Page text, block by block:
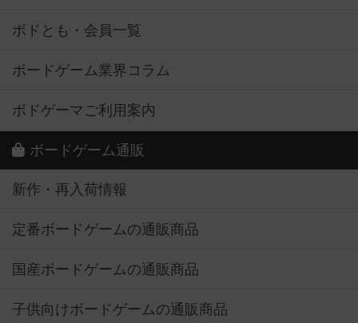
ボドとも・会員一覧
ボードゲーム業界コラム
ボドゲーマご利用案内
ボードゲーム通販
新作・再入荷情報
定番ボードゲームの通販商品
国産ボードゲームの通販商品
子供向けボードゲームの通販商品